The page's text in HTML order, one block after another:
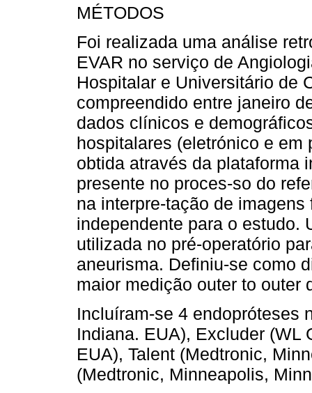
MÉTODOS
Foi realizada uma análise
EVAR no serviço de
Hospitalar e Universitário de
compreendido entre janeiro
dados clínicos e
hospitalares (eletrónico e em
obtida através da plataforma
presente no proces-so do
na interpre-tação de
independente para o estudo.
utilizada no pré-operatório
aneurisma. Definiu-se como
maior medição outer to outer
Incluíram-se 4 endopróteses
Indiana. EUA), Excluder (WL
EUA), Talent (Medtronic,
(Medtronic, Minneapolis,